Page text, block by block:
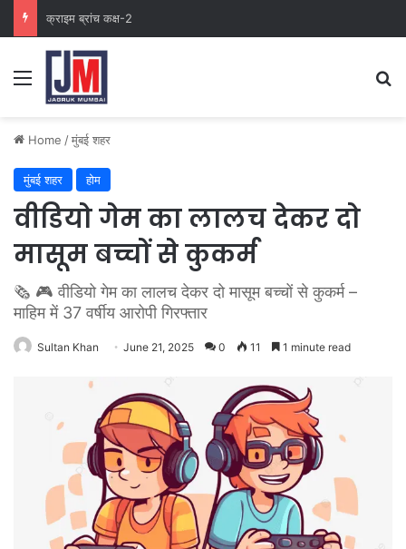
नवी मुंबई
Home /मुंबई शहर
मुंबई शहर होम
वीडियो गेम का लालच देकर दो
मासूम बच्चों से कुकर्म
🗞️ 🎮 वीडियो गेम का लालच देकर दो मासूम बच्चों से कुकर्म –
माहिम में 37 वर्षीय आरोपी गिरफ्तार
Sultan Khan June 21, 2025 0 11 1 minute read